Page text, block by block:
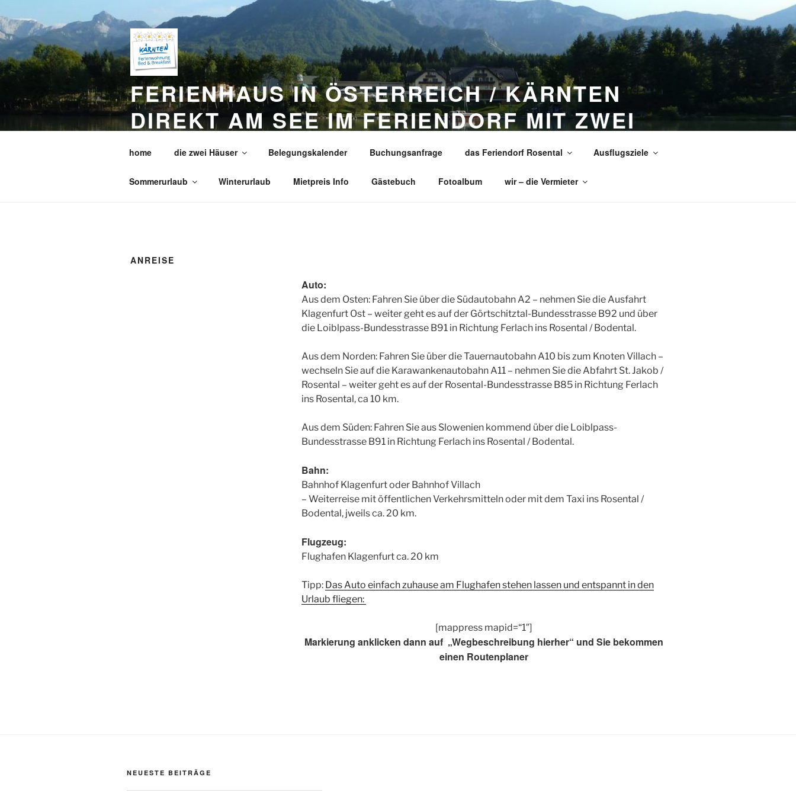
Inhalt
springen
FERIENHAUS IN ÖSTERREICH / KÄRNTEN
DIREKT AM SEE IM FERIENDORF MIT ZWEI
POOLS
home die zwei Häuser Belegungskalender Buchungsanfrage das Feriendorf Rosental Ausflugsziele
Sommerurlaub Winterurlaub Mietpreis Info Gästebuch Fotoalbum wir – die Vermieter
ANREISE
Auto:
Aus dem Osten: Fahren Sie über die Südautobahn A2 – nehmen Sie die Ausfahrt
Klagenfurt Ost – weiter geht es auf der Görtschitztal-Bundesstrasse B92 und über
die Loiblpass-Bundesstrasse B91 in Richtung Ferlach ins Rosental / Bodental.
Aus dem Norden: Fahren Sie über die Tauernautobahn A10 bis zum Knoten Villach –
wechseln Sie auf die Karawankenautobahn A11 – nehmen Sie die Abfahrt St. Jakob /
Rosental – weiter geht es auf der Rosental-Bundesstrasse B85 in Richtung Ferlach
ins Rosental, ca 10 km.
Aus dem Süden: Fahren Sie aus Slowenien kommend über die Loiblpass-
Bundesstrasse B91 in Richtung Ferlach ins Rosental / Bodental.
Bahn:
Bahnhof Klagenfurt oder Bahnhof Villach
– Weiterreise mit öffentlichen Verkehrsmitteln oder mit dem Taxi ins Rosental /
Bodental, jweils ca. 20 km.
Flugzeug:
Flughafen Klagenfurt ca. 20 km
Tipp: Das Auto einfach zuhause am Flughafen stehen lassen und entspannt in den
Urlaub fliegen:
[mappress mapid=“1″]
Markierung anklicken dann auf „Wegbeschreibung hierher“ und Sie bekommen
einen Routenplaner
NEUESTE BEITRÄGE